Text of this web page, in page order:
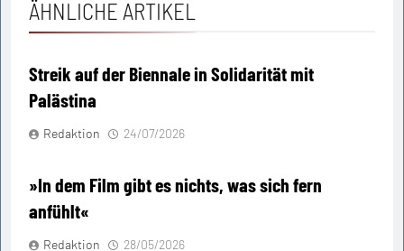
ÄHNLICHE ARTIKEL
Streik auf der Biennale in Solidarität mit
Palästina
Redaktion 24/07/2026
»In dem Film gibt es nichts, was sich fern
anfühlt«
Redaktion 28/05/2026